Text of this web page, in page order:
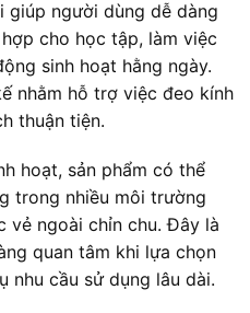
giúp người dùng dễ dàng
cho học tập, làm việc
sinh hoạt hằng ngày.
nhằm hỗ trợ việc đeo kính
thuận tiện.
hoạt, sản phẩm có thể
trong nhiều môi trường
vẻ ngoài chỉn chu. Đây là
quan tâm khi lựa chọn
nhu cầu sử dụng lâu dài.